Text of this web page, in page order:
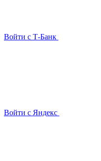
Войти с Т-Банк
Войти с Яндекс